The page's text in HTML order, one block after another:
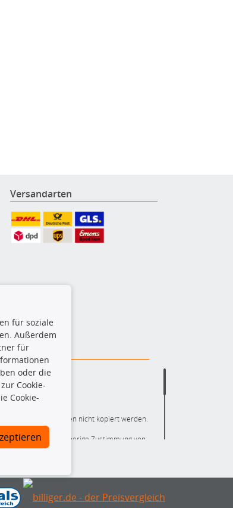
Versandarten
Datenbank dürfen nicht kopiert werden.
ohne vorherige Zustimmung von
Handlungen durch Dritte ausführen zu
Ersatzteil auch tatsächlich dem
für soziale
Außerdem
für
oder die
Cookie-
Cookie-